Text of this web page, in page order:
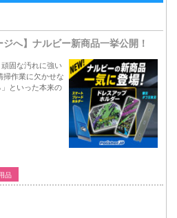
ジへ】ナルビー新商品一挙公開！
固な汚れに強い
掃作業に欠かせな
といった本来の
品